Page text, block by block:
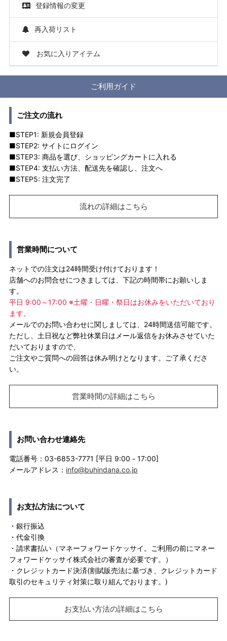
登録情報の変更
再入荷リスト
お気に入りアイテム
ご利用ガイド
ご注文の流れ
■STEP1: 新規会員登録
■STEP2: サイトにログイン
■STEP3: 商品を選び、ショッピングカートに入れる
■STEP4: 支払い方法、配送先を確認し、注文へ
■STEP5: 注文完了
流れの詳細はこちら
営業時間について
ネットでの注文は24時間受け付けております！
店舗へのお問合せにつきましては、下記の時間帯にお願いしま
す。
平日 9:00～17:00 ※土曜・日曜・祭日はお休みをいただいており
ます。
メールでのお問い合わせに関しましては、24時間送信可能です。
ただし、土日祝など弊社休業日はメール返信をお休みさせていた
だいておりますので、
ご注文やご質問への回答は休み明けとなります。ご了承くださ
い。
営業時間の詳細はこちら
お問い合わせ連絡先
電話番号：03-6853-7771 [平日 9:00－17:00]
メールアドレス： info@buhindana.co.jp
お支払方法について
・銀行振込
・代金引換
・請求書払い（マネーフォワードケッサイ。ご利用の前にマネー
フォワードケッサイ株式会社の審査が必要です。）
・クレジットカード決済(割賦販売法に基づき、クレジットカード
取引のセキュリティ対策に取り組んでおります。)
お支払い方法の詳細はこちら